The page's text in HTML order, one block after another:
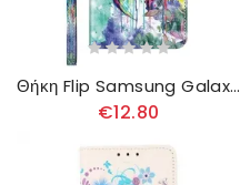
Θήκη Flip Samsung Galaxy A13 5G Ακουαρέλα Πουλί
€12.80